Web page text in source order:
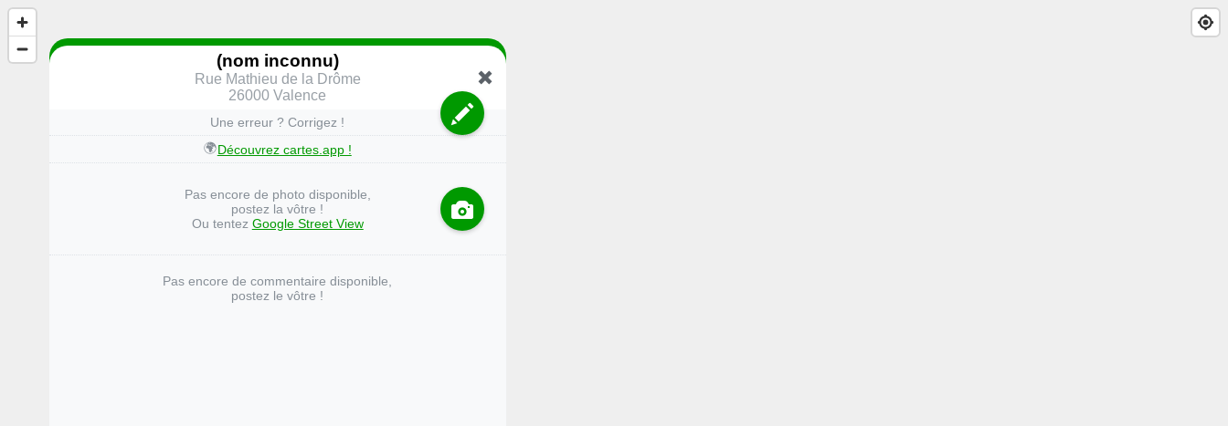
(nom inconnu)
Rue Mathieu de la Drôme
26000 Valence
Une erreur ? Corrigez !
🌍Découvrez cartes.app !
Pas encore de photo disponible,
postez la vôtre !
Ou tentez Google Street View
Pas encore de commentaire disponible,
postez le vôtre !